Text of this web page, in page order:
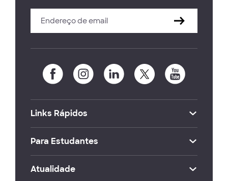
Links Rápidos
Para Estudantes
Atualidade